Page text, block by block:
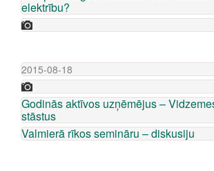
elektrību?
2015-08-18
Godinās aktīvos uzņēmējus –
stāstus
Valmierā rīkos semināru – diskusiju